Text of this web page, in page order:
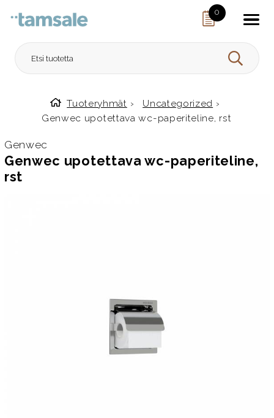
0
HAE
Etusivulle
Tuoteryhmät › Uncategorized ›
Genwec upotettava wc-paperiteline, rst
Genwec
Genwec upotettava wc-paperiteline,
rst